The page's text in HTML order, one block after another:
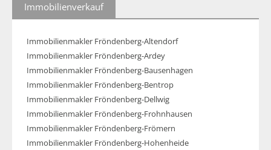
Immobilienverkauf
Immobilienmakler Fröndenberg-Altendorf
Immobilienmakler Fröndenberg-Ardey
Immobilienmakler Fröndenberg-Bausenhagen
Immobilienmakler Fröndenberg-Bentrop
Immobilienmakler Fröndenberg-Dellwig
Immobilienmakler Fröndenberg-Frohnhausen
Immobilienmakler Fröndenberg-Frömern
Immobilienmakler Fröndenberg-Hohenheide